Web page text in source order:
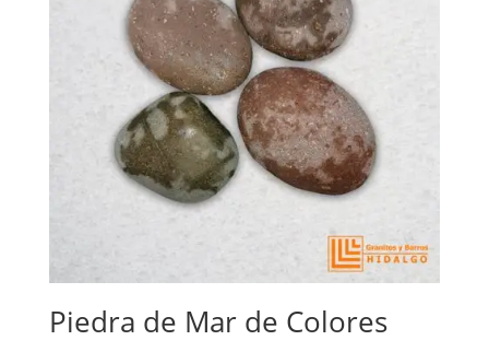
Piedra de Mar de Colores